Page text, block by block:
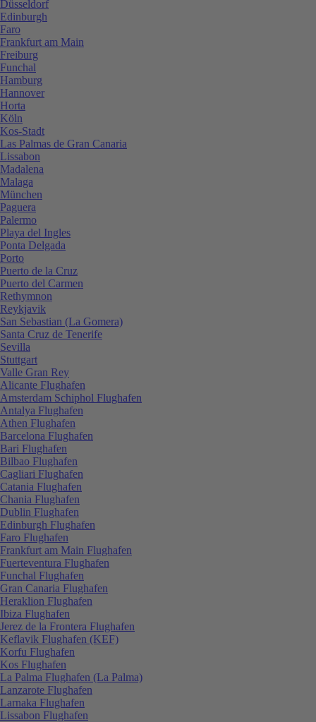
Düsseldorf
Edinburgh
Faro
Frankfurt am Main
Freiburg
Funchal
Hamburg
Hannover
Horta
Köln
Kos-Stadt
Las Palmas de Gran Canaria
Lissabon
Madalena
Malaga
München
Paguera
Palermo
Playa del Ingles
Ponta Delgada
Porto
Puerto de la Cruz
Puerto del Carmen
Rethymnon
Reykjavik
San Sebastian (La Gomera)
Santa Cruz de Tenerife
Sevilla
Stuttgart
Valle Gran Rey
Alicante Flughafen
Amsterdam Schiphol Flughafen
Antalya Flughafen
Athen Flughafen
Barcelona Flughafen
Bari Flughafen
Bilbao Flughafen
Cagliari Flughafen
Catania Flughafen
Chania Flughafen
Dublin Flughafen
Edinburgh Flughafen
Faro Flughafen
Frankfurt am Main Flughafen
Fuerteventura Flughafen
Funchal Flughafen
Gran Canaria Flughafen
Heraklion Flughafen
Ibiza Flughafen
Jerez de la Frontera Flughafen
Keflavik Flughafen (KEF)
Korfu Flughafen
Kos Flughafen
La Palma Flughafen (La Palma)
Lanzarote Flughafen
Larnaka Flughafen
Lissabon Flughafen